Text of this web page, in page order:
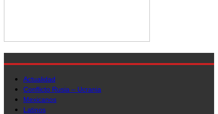
Actualidad
Conflicto Rusia – Ucrania
Mexicanos
Latinos